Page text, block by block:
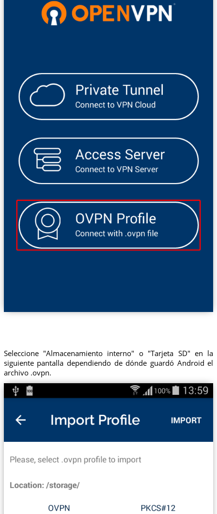
Seleccione "Almacenamiento interno" o "Tarjeta SD" en la
siguiente pantalla dependiendo de dónde guardó Android el
archivo .ovpn.